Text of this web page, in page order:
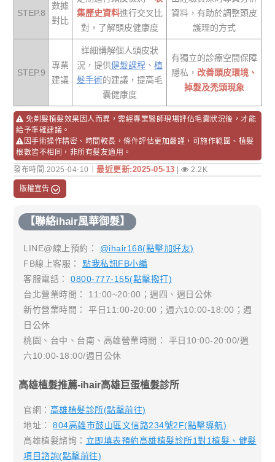
STEP.8
數據
對比
集歷史資料進行交叉比
對，了解頭皮健康度
資料，有助於調整頭皮
護理的方式
STEP.9
專業
建議
詳細講解個人頭皮狀
況，提供健髮課程 、 植
髮手術的建議，提高毛
囊健康度
有獨立的診療空間保障
隱私， 改善頭皮環境、
掉髮及禿頭現象
免剃髮植髮效果因人而異，需經專業醫師現場評估毛囊狀況後，才能
給予準確建議。
因手術操作精密、時間較長，條件評估更加嚴謹，可施作範圍、植髮
根數皆不相同，非所有髮友適用。
發布時間:2025-04-10｜ 最近更新:2025-05-13 | 2.2K
版權宣告
【聯絡ihair風華御髮】
LINE@線上預約： @ihair168(點擊加好友)
FB線上客服：點我私訊FB小編
客服電話：0800-777-155(點擊撥打)
台北營業時間： 11:00~20:00；週四、週日公休
新竹營業時間： 平日11:00-20:00；週六10:00-18:00；週
日公休
桃園、台中、台南、高雄營業時間： 平日10:00-20:00/週
六10:00-18:00/週日公休
高雄植髮推薦-ihair高雄巨蛋植髮診所
官網： 高雄植髮診所(點擊前往)
地址：804高雄市鼓山區文信路234號2F(點擊導航)
高雄植髮諮詢： 立即填表預約高雄植髮診所1對1植髮、健髮
項目諮詢(點擊前往)